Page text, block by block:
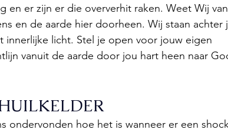
en er zijn er die oververhit raken. Weet Wij
en de aarde hier doorheen. Wij staan achter
innerlijke licht. Stel je open voor jouw eigen
vanuit de aarde door jou hart heen naar
ondervonden hoe het is wanneer er een